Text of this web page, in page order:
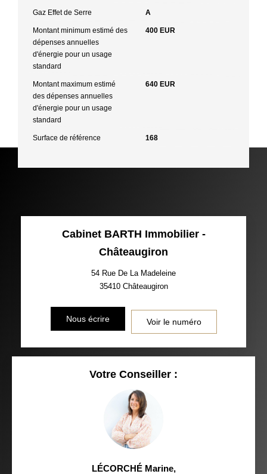
Gaz Effet de Serre A
Montant minimum estimé des
dépenses annuelles
d'énergie pour un usage
standard
400 EUR
Montant maximum estimé
des dépenses annuelles
d'énergie pour un usage
standard
640 EUR
Surface de référence 168
Cabinet BARTH Immobilier -
Châteaugiron
54 Rue De La Madeleine
35410 Châteaugiron
Nous écrire Voir le numéro
Votre Conseiller :
LÉCORCHÉ Marine,